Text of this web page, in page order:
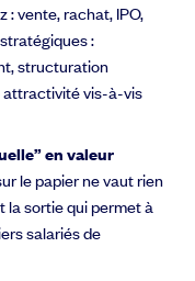
: vente, rachat, IPO,
:
structuration
attractivité vis-à-vis
en valeur
le papier ne vaut rien
la sortie qui permet à
salariés de